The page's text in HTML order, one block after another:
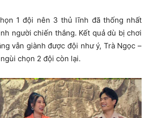
1 đội nên 3 thủ lĩnh đã thống nhất
người chiến thắng. Kết quả dù bị chơi
vẫn giành được đội như ý, Trà Ngọc –
chọn 2 đội còn lại.